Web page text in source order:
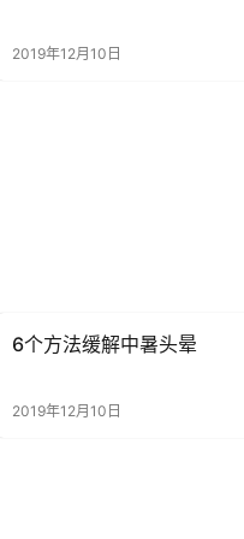
2019年12月10日
健康资讯
6个方法缓解中暑头晕
2019年12月10日